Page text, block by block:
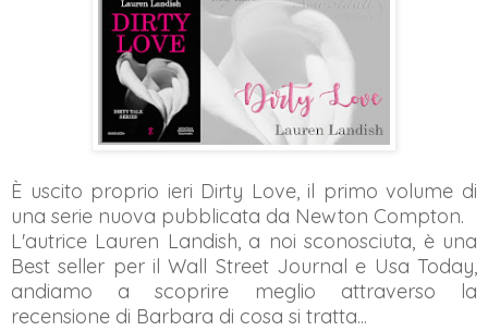
È uscito proprio ieri Dirty Love, il primo volume di
una serie nuova pubblicata da Newton Compton.
L'autrice Lauren Landish, a noi sconosciuta, è una
Best seller per il Wall Street Journal e Usa Today,
andiamo a scoprire meglio attraverso la
recensione di Barbara di cosa si tratta...